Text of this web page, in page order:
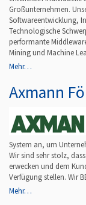
Großunternehmen.
Softwareentwicklung,
Technologische
performante
Mining und Machine
Mehr…
Axmann
System an, um
Wir sind sehr stolz,
erwecken und dem
Verfügung stellen. Wir
Mehr…